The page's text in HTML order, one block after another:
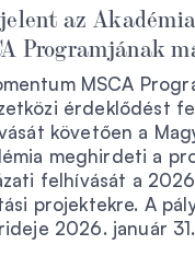
az
Programjának
MSCA
érdeklődést
követően a
meghirdeti a
felhívását a
projektekre. A
2026. január 31.